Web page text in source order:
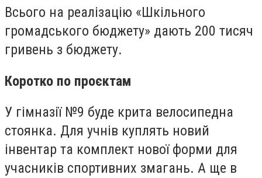
Всього на реалізацію «Шкільного
громадського бюджету» дають 200 тисяч
гривень з бюджету.
Коротко по проєктам
У гімназії №9 буде крита велосипедна
стоянка. Для учнів куплять новий
інвентар та комплект нової форми для
учасників спортивних змагань. А ще в